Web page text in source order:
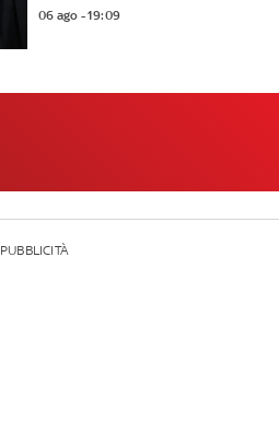
06 ago - 19:09
PUBBLICITÀ